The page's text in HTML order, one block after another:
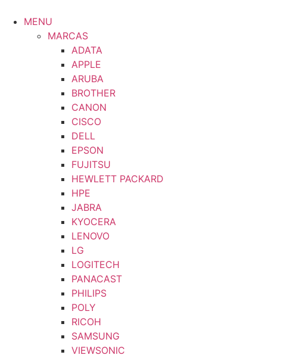
contenido
MENU
MARCAS
ADATA
APPLE
ARUBA
BROTHER
CANON
CISCO
DELL
EPSON
FUJITSU
HEWLETT PACKARD
HPE
JABRA
KYOCERA
LENOVO
LG
LOGITECH
PANACAST
PHILIPS
POLY
RICOH
SAMSUNG
VIEWSONIC